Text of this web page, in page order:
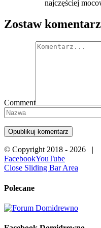
najczęściej
Zostaw komentarz
Comment
© Copyright 2018 - 2026 |
FacebookYouTube
Close Sliding Bar Area
Polecane